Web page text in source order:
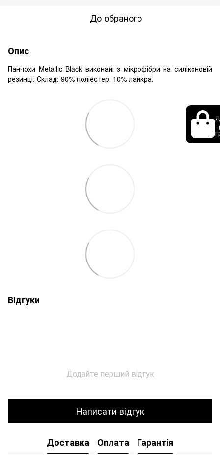
До обраного
Опис
Панчохи Metallic Black виконані з мікрофібри на силіконовій
резинці. Склад: 90% поліестер, 10% лайкра.
Відгуки
Додайте перший відгук
Написати відгук
Доставка Оплата Гарантія